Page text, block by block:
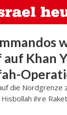
Khan
die Nordgrenze
ihre